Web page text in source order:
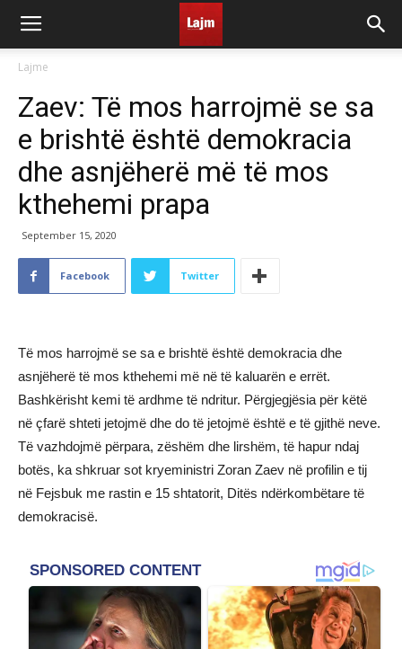
Lajme
Zaev: Të mos harrojmë se sa
e brishtë është demokracia
dhe asnjëherë më të mos
kthehemi prapa
September 15, 2020
Facebook Twitter
Të mos harrojmë se sa e brishtë është demokracia dhe
asnjëherë të mos kthehemi më në të kaluarën e errët.
Bashkërisht kemi të ardhme të ndritur. Përgjegjësia për këtë
në çfarë shteti jetojmë dhe do të jetojmë është e të gjithë neve.
Të vazhdojmë përpara, zëshëm dhe lirshëm, të hapur ndaj
botës, ka shkruar sot kryeministri Zoran Zaev në profilin e tij
në Fejsbuk me rastin e 15 shtatorit, Ditës ndërkombëtare të
demokracisë.